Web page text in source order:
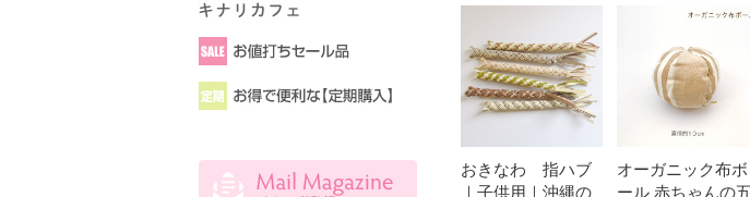
おきなわ 指ハブ
｜子供用｜沖縄の
オーガニック布ボ
ール 赤ちゃんの五